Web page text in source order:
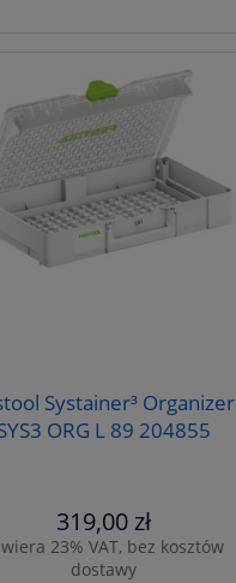
Systainer³ Organizer
ORG L 89 204855
319,00 zł
23% VAT, bez kosztów
dostawy